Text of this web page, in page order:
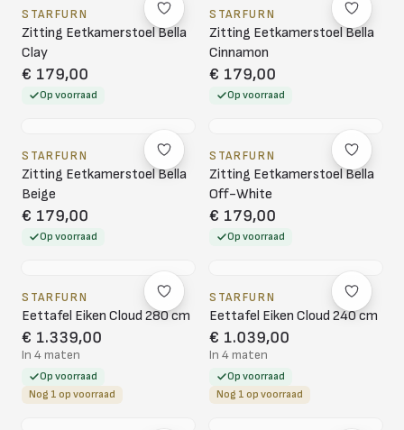
STARFURN
Zitting Eetkamerstoel Bella
Clay
€ 179,00
Op voorraad
STARFURN
Zitting Eetkamerstoel Bella
Cinnamon
€ 179,00
Op voorraad
STARFURN
Zitting Eetkamerstoel Bella
Beige
€ 179,00
Op voorraad
STARFURN
Zitting Eetkamerstoel Bella
Off-White
€ 179,00
Op voorraad
STARFURN
Eettafel Eiken Cloud 280 cm
€ 1.339,00
In 4 maten
Op voorraad
Nog 1 op voorraad
STARFURN
Eettafel Eiken Cloud 240 cm
€ 1.039,00
In 4 maten
Op voorraad
Nog 1 op voorraad